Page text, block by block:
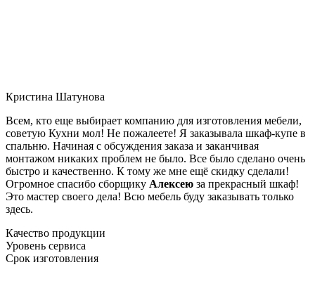
Кристина Шатунова
Всем, кто еще выбирает компанию для изготовления мебели,
советую Кухни мол! Не пожалеете! Я заказывала шкаф-купе в
спальню. Начиная с обсуждения заказа и заканчивая
монтажом никаких проблем не было. Все было сделано очень
быстро и качественно. К тому же мне ещё скидку сделали!
Огромное спасибо сборщику Алексею за прекрасный шкаф!
Это мастер своего дела! Всю мебель буду заказывать только
здесь.
Качество продукции
Уровень сервиса
Срок изготовления